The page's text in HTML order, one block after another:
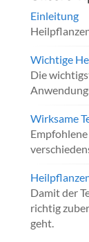
Einleitung
Wichtige
Die
Wirksame
Damit der
richtig
geht.